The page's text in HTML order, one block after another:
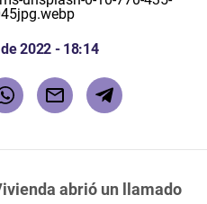
2022 - 18:14
abrió un llamado